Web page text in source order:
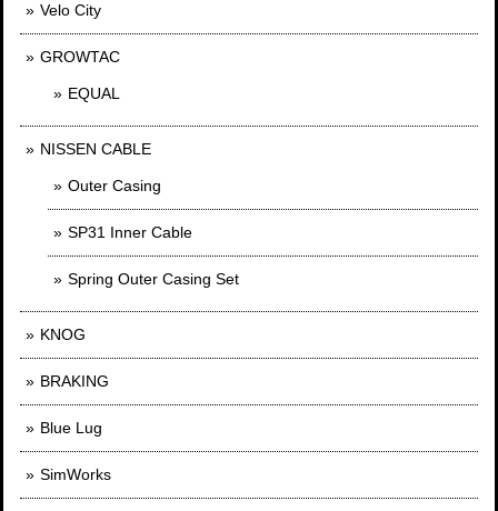
Velo City
GROWTAC
EQUAL
NISSEN CABLE
Outer Casing
SP31 Inner Cable
Spring Outer Casing Set
KNOG
BRAKING
Blue Lug
SimWorks